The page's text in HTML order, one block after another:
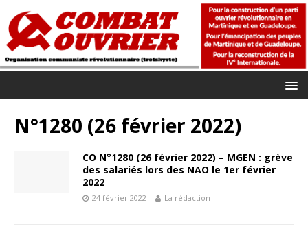
N°1280 (26 février 2022)
CO N°1280 (26 février 2022) – MGEN : grève
des salariés lors des NAO le 1er février
2022
24 février 2022 La rédaction